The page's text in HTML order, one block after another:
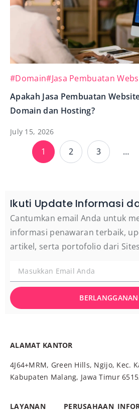
#Domain#Jasa Pembuatan
Apakah Jasa Pembuatan
Domain dan Hosting?
July 15, 2026
1 2 3 …
Ikuti Update Informasi
Cantumkan email Anda untuk
informasi penawaran terbaik,
artikel, serta portofolio dari
BERLANGGANAN
ALAMAT KANTOR
4J64+MRM, Green Hills, Ngijo, Kec.
Kabupaten Malang, Jawa Timur
LAYANAN
PERUSAHAAN